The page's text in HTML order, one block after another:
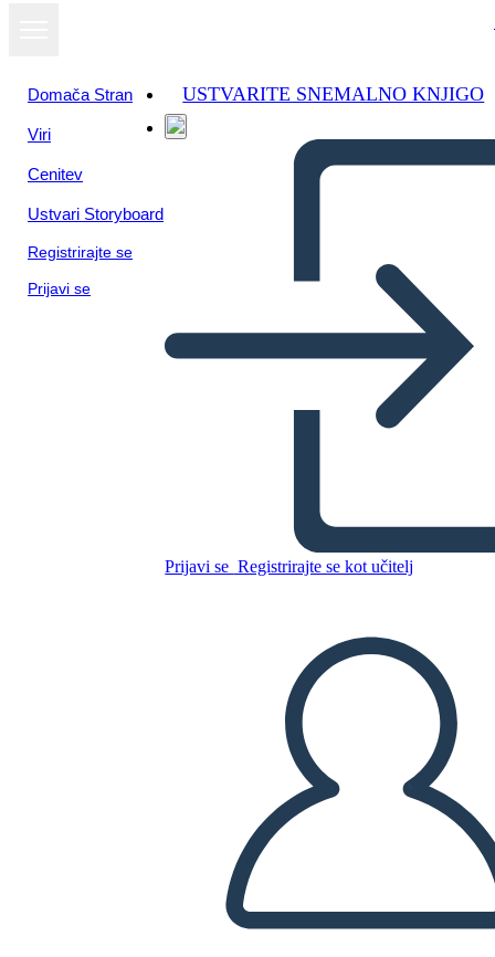
Domača Stran
Viri
Cenitev
Ustvari Storyboard
Registrirajte se
Prijavi se
USTVARITE SNEMALNO KNJIGO
Prijavi se Registrirajte se kot učitelj
Štvorce Pracovného Listu
USTVARITE SNEMALNO KNJIGO
PREDVAJANJE DIAPROJEKCIJE
PREBERI MI
Oglejte si kot
diaprojekcijo